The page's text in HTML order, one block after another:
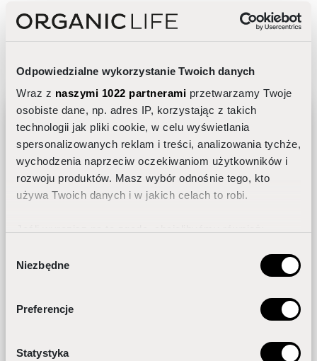
Odpowiedzialne wykorzystanie Twoich danych
Wraz z naszymi 1022 partnerami przetwarzamy Twoje
osobiste dane, np. adres IP, korzystając z takich
technologii jak pliki cookie, w celu wyświetlania
spersonalizowanych reklam i treści, analizowania tychże,
wychodzenia naprzeciw oczekiwaniom użytkowników i
rozwoju produktów. Masz wybór odnośnie tego, kto
używa Twoich danych i w jakich celach to robi.
geograficznej z dokładnością nawet do kilku metrów
analizując charakteryzującego je zbiory danych
(fingerprinting, czyli wirtualny odcisk palca)
dane są przetwarzane oraz ustaw własne preferencje w
zgody
Niezbędne
Preferencje
Statystyka
NAJBARDZIEJ
POPULARNE:
Jak dobrać pielęgnację do rytmu
dobowego skóry?
Zgadzam się na przetwarzanie moich